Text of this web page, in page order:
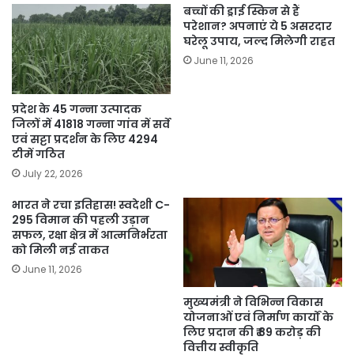
प्रदेश के 45 गन्ना उत्पादक
जिलों में 41818 गन्ना गांव में सर्वे
एवं सट्टा प्रदर्शन के लिए 4294
टीमें गठित
July 22, 2026
बच्चों की ड्राई स्किन से हैं
परेशान? अपनाएं ये 5 असरदार
घरेलू उपाय, जल्द मिलेगी राहत
June 11, 2026
भारत ने रचा इतिहास! स्वदेशी C-
295 विमान की पहली उड़ान
सफल, रक्षा क्षेत्र में आत्मनिर्भरता
को मिली नई ताकत
June 11, 2026
मुख्यमंत्री ने विभिन्न विकास
योजनाओं एवं निर्माण कार्यों के
लिए प्रदान की ₹ 89 करोड़ की
वित्तीय स्वीकृति